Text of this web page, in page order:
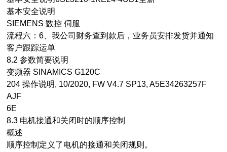
基本安全说明
SIEMENS 数控 伺服
流程六：6、我公司财务查到款后，业务员安排发货并通知
客户跟踪运单
8.2 参数简要说明
变频器 SINAMICS G120C
204 操作说明, 10/2020, FW V4.7 SP13, A5E34263257F
AJF
6E
8.3 电机接通和关闭时的顺序控制
概述
顺序控制定义了电机的接通和关闭规则。